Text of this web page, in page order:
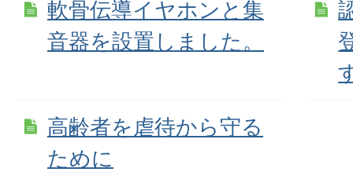
軟骨伝導イヤホンと集
音器を設置しました。
高齢者を虐待から守る
ために